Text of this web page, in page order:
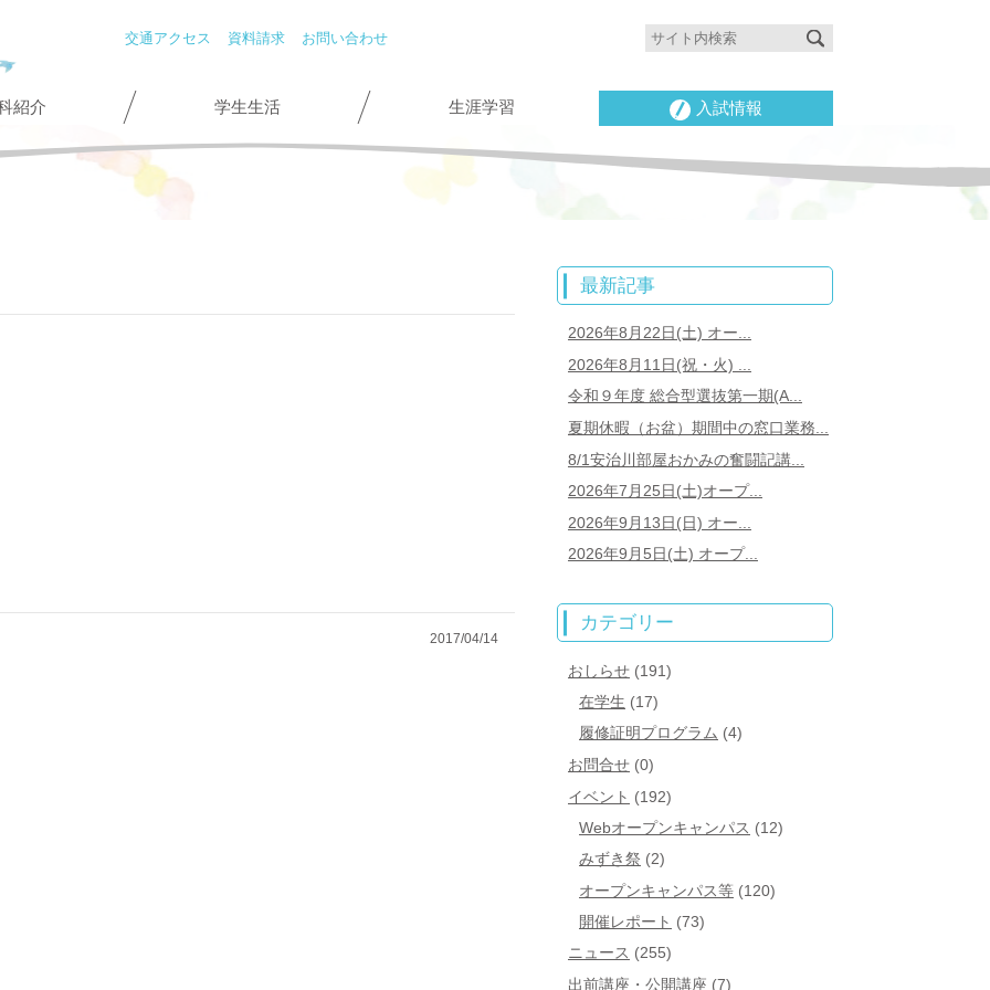
交通アクセス 資料請求 お問い合わせ
紹介 学生生活 生涯学習 入試情報
2017/04/14
最新記事
2026年8月22日(土) オー...
2026年8月11日(祝・火) ...
令和９年度 総合型選抜第一期(A...
夏期休暇（お盆）期間中の窓口業務...
8/1安治川部屋おかみの奮闘記講...
2026年7月25日(土)オープ...
2026年9月13日(日) オー...
2026年9月5日(土) オープ...
カテゴリー
おしらせ (191)
在学生 (17)
履修証明プログラム (4)
お問合せ (0)
イベント (192)
Webオープンキャンパス (12)
みずき祭 (2)
オープンキャンパス等 (120)
開催レポート (73)
ニュース (255)
出前講座・公開講座 (7)